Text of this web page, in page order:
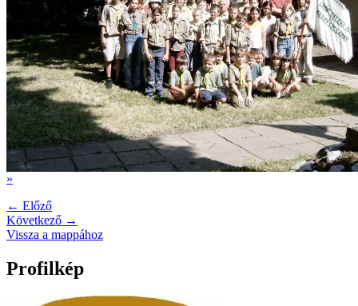
»
← Előző
Következő →
Vissza a mappához
Profilkép